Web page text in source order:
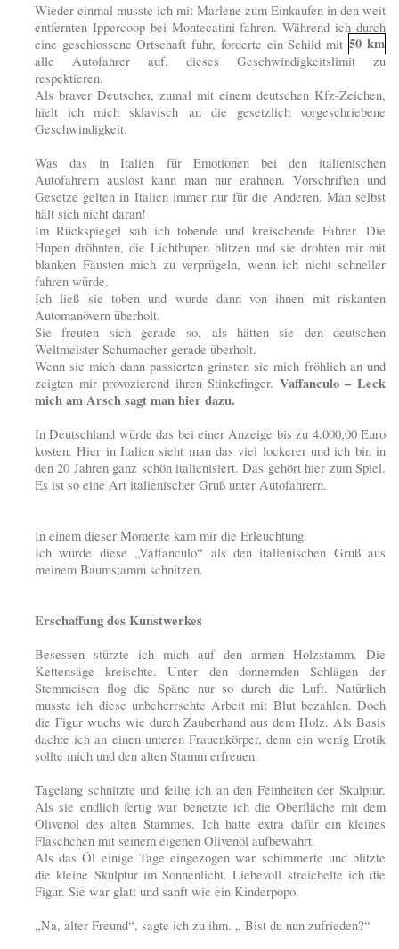
Wieder einmal musste ich mit Marlene zum Einkaufen in den weit
entfernten Ippercoop bei Montecatini fahren. Während ich durch
eine geschlossene Ortschaft fuhr, forderte ein Schild mit 50 km
alle Autofahrer auf, dieses Geschwindigkeitslimit zu
respektieren.
Als braver Deutscher, zumal mit einem deutschen Kfz-Zeichen,
hielt ich mich sklavisch an die gesetzlich vorgeschriebene
Geschwindigkeit.
Was das in Italien für Emotionen bei den italienischen
Autofahrern auslöst kann man nur erahnen. Vorschriften und
Gesetze gelten in Italien immer nur für die Anderen. Man selbst
hält sich nicht daran!
Im Rückspiegel sah ich tobende und kreischende Fahrer. Die
Hupen dröhnten, die Lichthupen blitzen und sie drohten mir mit
blanken Fäusten mich zu verprügeln, wenn ich nicht schneller
fahren würde.
Ich ließ sie toben und wurde dann von ihnen mit riskanten
Automanövern überholt.
Sie freuten sich gerade so, als hätten sie den deutschen
Weltmeister Schumacher gerade überholt.
Wenn sie mich dann passierten grinsten sie mich fröhlich an und
zeigten mir provozierend ihren Stinkefinger. Vaffanculo – Leck
mich am Arsch sagt man hier dazu.
In Deutschland würde das bei einer Anzeige bis zu 4.000,00 Euro
kosten. Hier in Italien sieht man das viel lockerer und ich bin in
den 20 Jahren ganz schön italienisiert. Das gehört hier zum Spiel.
Es ist so eine Art italienischer Gruß unter Autofahrern.
In einem dieser Momente kam mir die Erleuchtung.
Ich würde diese „Vaffanculo“ als den italienischen Gruß aus
meinem Baumstamm schnitzen.
Erschaffung des Kunstwerkes
Besessen stürzte ich mich auf den armen Holzstamm. Die
Kettensäge kreischte. Unter den donnernden Schlägen der
Stemmeisen flog die Späne nur so durch die Luft. Natürlich
musste ich diese unbeherrschte Arbeit mit Blut bezahlen. Doch
die Figur wuchs wie durch Zauberhand aus dem Holz. Als Basis
dachte ich an einen unteren Frauenkörper, denn ein wenig Erotik
sollte mich und den alten Stamm erfreuen.
Tagelang schnitzte und feilte ich an den Feinheiten der Skulptur.
Als sie endlich fertig war benetzte ich die Oberfläche mit dem
Olivenöl des alten Stammes. Ich hatte extra dafür ein kleines
Fläschchen mit seinem eigenen Olivenöl aufbewahrt.
Als das Öl einige Tage eingezogen war schimmerte und blitzte
die kleine Skulptur im Sonnenlicht. Liebevoll streichelte ich die
Figur. Sie war glatt und sanft wie ein Kinderpopo.
„Na, alter Freund“, sagte ich zu ihm. „ Bist du nun zufrieden?“